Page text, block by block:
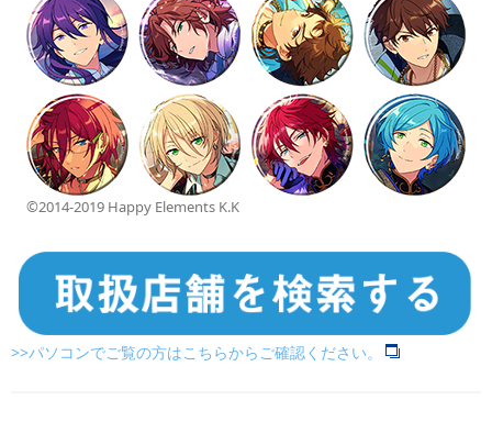
©2014-2019 Happy Elements K.K
>>パソコンでご覧の方はこちらからご確認ください。